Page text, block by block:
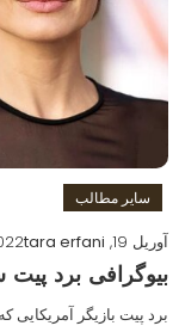
سایر مطالب
آوریل 19, 2022
tara erfani
بیوگرافی برد پیت
برد پیت بازیگر